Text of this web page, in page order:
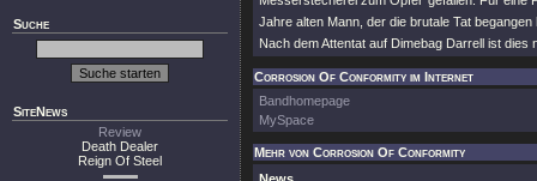
Suche
SiteNews
Review
Death Dealer
Reign Of Steel
Jahre alten Mann, der die brutale Tat
Nach dem Attentat auf Dimebag Darrell ist
Corrosion Of Conformity im Internet
Bandhomepage
MySpace
Mehr von Corrosion Of Conformity